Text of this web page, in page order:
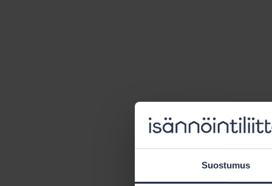
Suostumus